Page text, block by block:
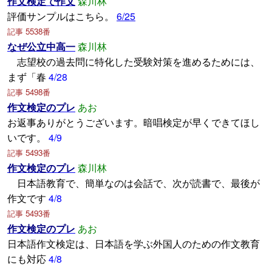
評価サンプルはこちら。 6/25
記事 5538番
なぜ公立中高一森川林
志望校の過去問に特化した受験対策を進めるためには、
まず「春 4/28
記事 5498番
作文検定のプレ あお
お返事ありがとうございます。暗唱検定が早くできてほし
いです。
4/9
記事 5493番
作文検定のプレ 森川林
日本語教育で、簡単なのは会話で、次が読書で、最後が
作文です 4/8
記事 5493番
作文検定のプレ あお
日本語作文検定は、日本語を学ぶ外国人のための作文教育
にも対応4/8